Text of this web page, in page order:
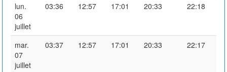
lun.
06
juillet
03:36 12:57 17:01 20:33 22:18
mar.
07
juillet
03:37 12:57 17:01 20:33 22:17